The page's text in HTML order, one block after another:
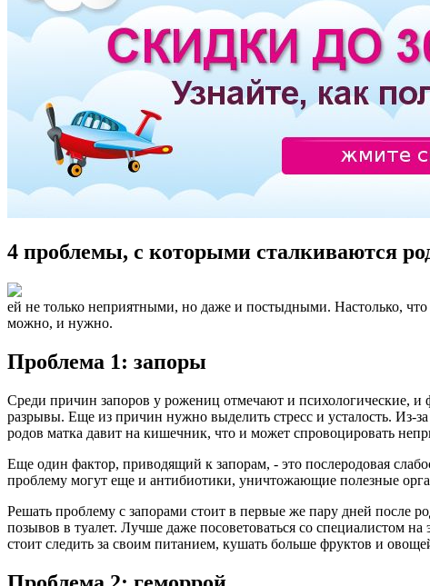
4 проблемы, с которыми сталкиваются
ей не только неприятными, но даже и постыдными. Настолько,
можно, и нужно.
Проблема 1: запоры
Среди причин запоров у рожениц отмечают и психологические, и
разрывы. Еще из причин нужно выделить стресс и усталость. Из-
родов матка давит на кишечник, что и может спровоцировать
Еще один фактор, приводящий к запорам, - это послеродовая
проблему могут еще и антибиотики, уничтожающие полезные
Решать проблему с запорами стоит в первые же пару дней после
позывов в туалет. Лучше даже посоветоваться со специалистом
стоит следить за своим питанием, кушать больше фруктов и